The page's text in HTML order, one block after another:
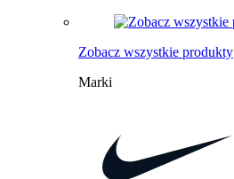
Zobacz wszystkie produkty
Marki